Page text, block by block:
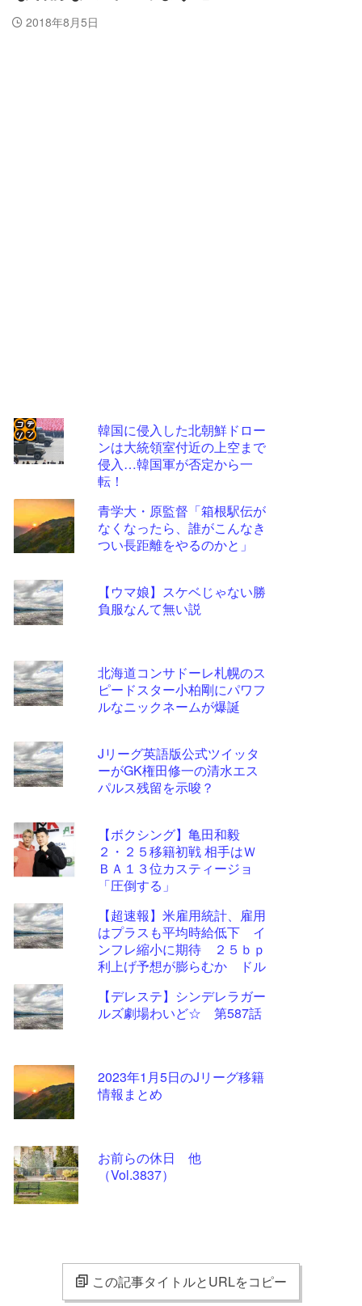
2018年8月5日
韓国に侵入した北朝鮮ドロー
ンは大統領室付近の上空まで
侵入…韓国軍が否定から一
転！
青学大・原監督「箱根駅伝が
なくなったら、誰がこんなき
つい長距離をやるのかと」
【ウマ娘】スケベじゃない勝
負服なんて無い説
北海道コンサドーレ札幌のス
ピードスター小柏剛にパワフ
ルなニックネームが爆誕
Jリーグ英語版公式ツイッタ
ーがGK権田修一の清水エス
パルス残留を示唆？
【ボクシング】亀田和毅
２・２５移籍初戦 相手はＷ
ＢＡ１３位カスティージョ
「圧倒する」
【超速報】米雇用統計、雇用
はプラスも平均時給低下 イ
ンフレ縮小に期待 ２５ｂｐ
利上げ予想が膨らむか ドル
かに円高
【デレステ】シンデレラガー
ルズ劇場わいど☆ 第587話
2023年1月5日のJリーグ移籍
情報まとめ
お前らの休日 他
（Vol.3837）
コテ
- 固
定リ
ンク
更新
ツー
この記事タイトルとURLをコピー